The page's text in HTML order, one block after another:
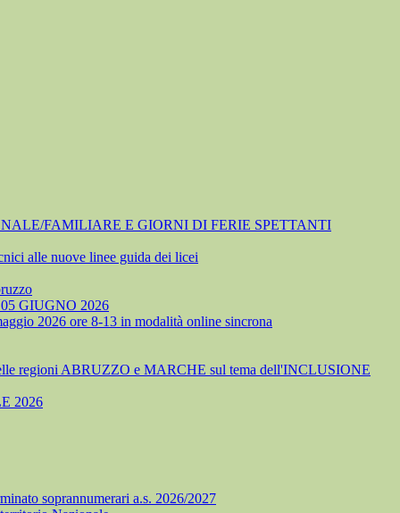
FAMILIARE E GIORNI DI FERIE SPETTANTI
alle nuove linee guida dei licei
GIUGNO 2026
2026 ore 8-13 in modalità online sincrona
regioni ABRUZZO e MARCHE sul tema dell'INCLUSIONE
2026
soprannumerari a.s. 2026/2027